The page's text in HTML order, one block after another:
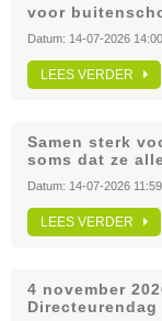
voor
Datum: 14-07-2026 14:00
LEES VERDER
Samen sterk
soms dat ze
Datum: 14-07-2026 11:59
LEES VERDER
4 november